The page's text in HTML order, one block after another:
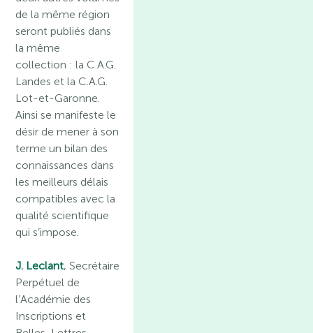
de la même région
seront publiés dans
la même
collection : la C.A.G.
Landes et la C.A.G.
Lot-et-Garonne.
Ainsi se manifeste le
désir de mener à son
terme un bilan des
connaissances dans
les meilleurs délais
compatibles avec la
qualité scientifique
qui s’impose.
J. Leclant, Secrétaire
Perpétuel de
l’Académie des
Inscriptions et